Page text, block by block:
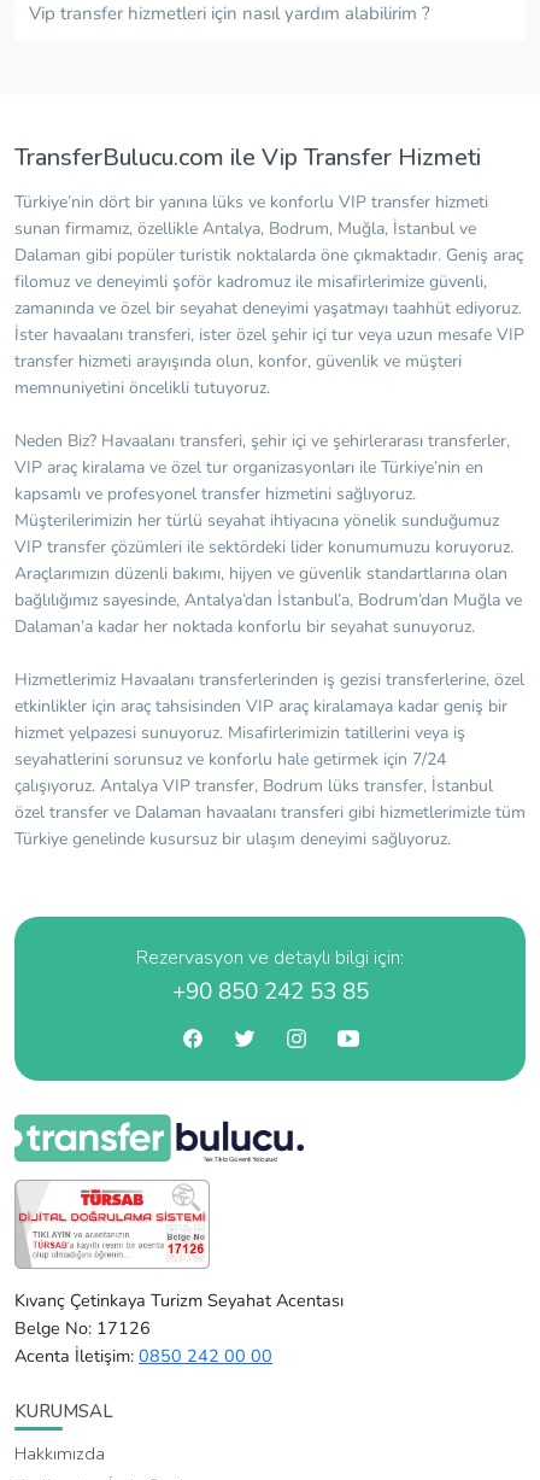
Vip transfer hizmetleri için nasıl yardım alabilirim ?
TransferBulucu.com ile Vip Transfer Hizmeti
Türkiye’nin dört bir yanına lüks ve konforlu VIP transfer hizmeti
sunan firmamız, özellikle Antalya, Bodrum, Muğla, İstanbul ve
Dalaman gibi popüler turistik noktalarda öne çıkmaktadır. Geniş araç
filomuz ve deneyimli şoför kadromuz ile misafirlerimize güvenli,
zamanında ve özel bir seyahat deneyimi yaşatmayı taahhüt ediyoruz.
İster havaalanı transferi, ister özel şehir içi tur veya uzun mesafe VIP
transfer hizmeti arayışında olun, konfor, güvenlik ve müşteri
memnuniyetini öncelikli tutuyoruz.
Neden Biz? Havaalanı transferi, şehir içi ve şehirlerarası transferler,
VIP araç kiralama ve özel tur organizasyonları ile Türkiye’nin en
kapsamlı ve profesyonel transfer hizmetini sağlıyoruz.
Müşterilerimizin her türlü seyahat ihtiyacına yönelik sunduğumuz
VIP transfer çözümleri ile sektördeki lider konumumuzu koruyoruz.
Araçlarımızın düzenli bakımı, hijyen ve güvenlik standartlarına olan
bağlılığımız sayesinde, Antalya’dan İstanbul’a, Bodrum’dan Muğla ve
Dalaman’a kadar her noktada konforlu bir seyahat sunuyoruz.
Hizmetlerimiz Havaalanı transferlerinden iş gezisi transferlerine, özel
etkinlikler için araç tahsisinden VIP araç kiralamaya kadar geniş bir
hizmet yelpazesi sunuyoruz. Misafirlerimizin tatillerini veya iş
seyahatlerini sorunsuz ve konforlu hale getirmek için 7/24
çalışıyoruz. Antalya VIP transfer, Bodrum lüks transfer, İstanbul
özel transfer ve Dalaman havaalanı transferi gibi hizmetlerimizle tüm
Türkiye genelinde kusursuz bir ulaşım deneyimi sağlıyoruz.
Rezervasyon ve detaylı bilgi için:
+90 850 242 53 85
Kıvanç Çetinkaya Turizm Seyahat Acentası
Belge No: 17126
Acenta İletişim: 0850 242 00 00
KURUMSAL
Hakkımızda